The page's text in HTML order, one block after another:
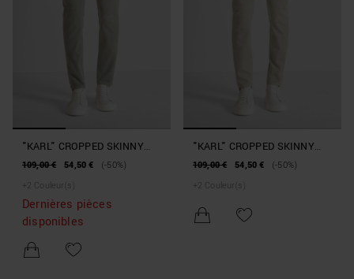
"KARL" CROPPED SKINNY
JEANS IN DENIM COLOUR
109,00 € 54,50 €
(-50%)
+ 2 Couleur(s)
Dernières pièces
disponibles
"KARL" CROPPED SKINNY
JEANS IN DENIM COLOUR
109,00 € 54,50 €
(-50%)
+ 2 Couleur(s)